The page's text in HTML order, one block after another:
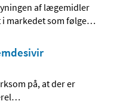
af lægemidler
markedet som følge…
på, at der er
…